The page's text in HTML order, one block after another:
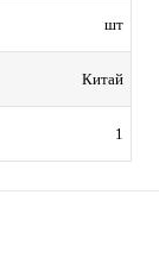
шт
Китай
1